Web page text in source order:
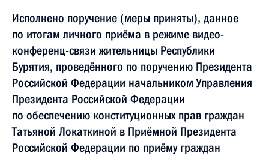
Исполнено поручение (меры приняты), данное
по итогам личного приёма в режиме видео-
конференц-связи жительницы Республики
Бурятия, проведённого по поручению Президента
Российской Федерации начальником Управления
Президента Российской Федерации
по обеспечению конституционных прав граждан
Татьяной Локаткиной в Приёмной Президента
Российской Федерации по приёму граждан